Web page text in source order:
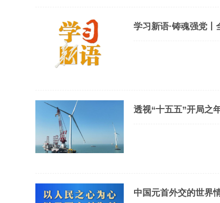
学习新语·铸魂强党
透视“十五五”开局之
中国元首外交的世界